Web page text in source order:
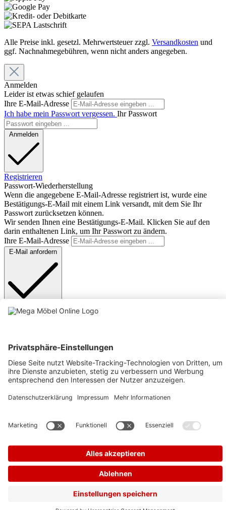
Alle Preise inkl. gesetzl. Mehrwertsteuer zzgl. Versandkosten und
ggf. Nachnahmegebühren, wenn nicht anders angegeben.
Anmelden
Leider ist etwas schief gelaufen
Ihre E-Mail-Adresse
Ich habe mein Passwort vergessen. Ihr Passwort
Anmelden
Registrieren
Passwort-Wiederherstellung
Wenn die angegebene E-Mail-Adresse registriert ist, wurde eine
Bestätigungs-E-Mail mit einem Link versandt, mit dem Sie Ihr
Passwort zurücksetzen können.
Wir senden Ihnen eine Bestätigungs-E-Mail. Klicken Sie auf den
darin enthaltenen Link, um Ihr Passwort zu ändern.
Ihre E-Mail-Adresse
E-Mail anfordern
Anmelden
Links unterstreichen
Gut lesbare Schrift
Animationen stoppen
Überschriften hervorheben
Großer Cursor
Leseführung
Bilder ausblenden
Werkzeugleiste anzeigen